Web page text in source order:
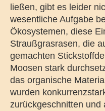
ließen, gibt es leider
wesentliche Aufgabe
Ökosystemen, diese
Straußgrasrasen, die
gemachten
Moosen stark
das organische
wurden
zurückgeschnitten und